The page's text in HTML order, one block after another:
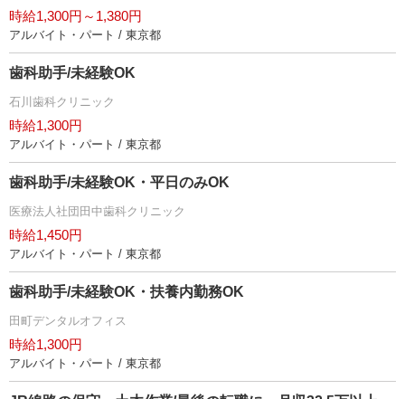
時給1,300円～1,380円
アルバイト・パート / 東京都
歯科助手/未経験OK
石川歯科クリニック
時給1,300円
アルバイト・パート / 東京都
歯科助手/未経験OK・平日のみOK
医療法人社団田中歯科クリニック
時給1,450円
アルバイト・パート / 東京都
歯科助手/未経験OK・扶養内勤務OK
田町デンタルオフィス
時給1,300円
アルバイト・パート / 東京都